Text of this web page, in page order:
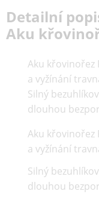
Detailní
Aku
Aku křovinořez
a vyžínání
Silný
dlouhou
Aku křovinořez
a vyžínání
Silný
dlouhou